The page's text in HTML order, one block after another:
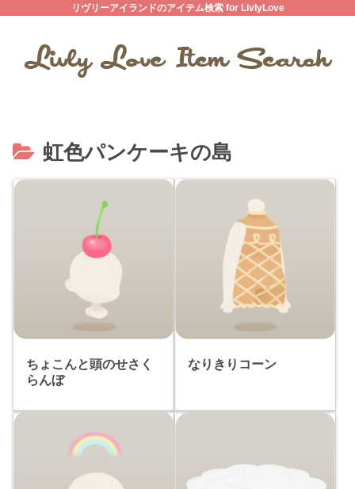
リヴリーアイランドのアイテム検索 for LivlyLove
虹色パンケーキの島
ちょこんと頭のせさく
らんぼ
なりきりコーン